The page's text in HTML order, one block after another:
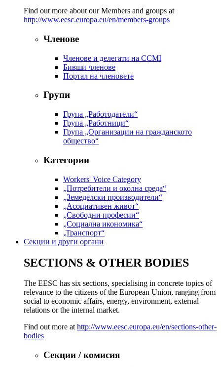
Find out more about our Members and groups at
http://www.eesc.europa.eu/en/members-groups
Членове
Членове и делегати на CCMI
Бивши членове
Портал на членовете
Групи
Група „Работодатели“
Група „Работници“
Група „Организации на гражданското
общество“
Категории
Workers' Voice Category
„Потребители и околна среда“
„Земеделски производители“
„Асоциативен живот“
„Свободни професии“
„Социална икономика“
„Транспорт“
Секции и други органи
SECTIONS & OTHER BODIES
The EESC has six sections, specialising in concrete topics of
relevance to the citizens of the European Union, ranging from
social to economic affairs, energy, environment, external
relations or the internal market.
Find out more athttp://www.eesc.europa.eu/en/sections-other-
bodies
Секции / комисия